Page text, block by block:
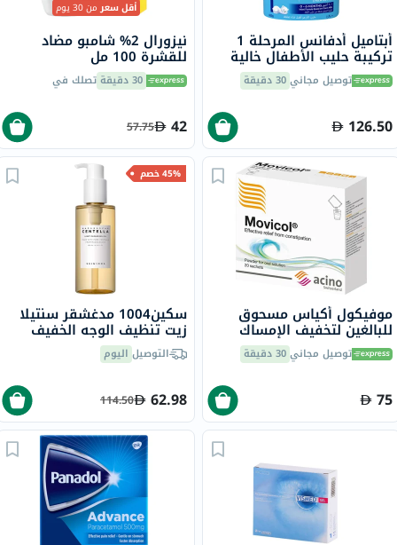
أبتاميل أدفانس المرحلة 1
تركيبة حليب الأطفال خالية
من زيت النخيل للأطفال من
عمر 0 إلى 6 أشهر 800 جرام توصيل مجاني30 دقيقة
126.50
أقل سعرمن 30 يوم
نيزورال 2% شامبو مضاد
للقشرة 100 مل
30 دقيقة تصلك في
42
57.75
موفيكول أكياس مسحوق
للبالغين لتخفيف الإمساك
13.8 جرام من 20 كيس توصيل مجاني30 دقيقة
75
45% خصم
سكين1004 مدغشقر سنتيلا
زيت تنظيف الوجه الخفيف
200 ملالتوصيل اليوم
62.98
114.50